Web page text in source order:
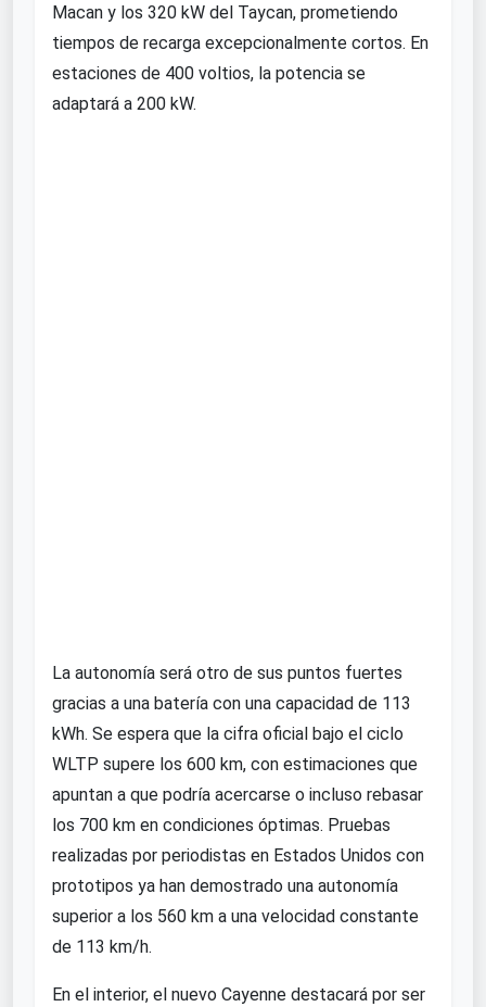
Macan y los 320 kW del Taycan, prometiendo
tiempos de recarga excepcionalmente cortos. En
estaciones de 400 voltios, la potencia se
adaptará a 200 kW.
La autonomía será otro de sus puntos fuertes
gracias a una batería con una capacidad de 113
kWh. Se espera que la cifra oficial bajo el ciclo
WLTP supere los 600 km, con estimaciones que
apuntan a que podría acercarse o incluso rebasar
los 700 km en condiciones óptimas. Pruebas
realizadas por periodistas en Estados Unidos con
prototipos ya han demostrado una autonomía
superior a los 560 km a una velocidad constante
de 113 km/h.
En el interior, el nuevo Cayenne destacará por ser